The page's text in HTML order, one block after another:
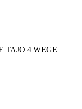
TAJO 4 WEGE